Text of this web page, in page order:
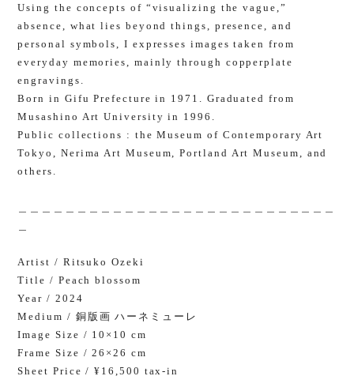
Using the concepts of “visualizing the vague,”
absence, what lies beyond things, presence, and
personal symbols, I expresses images taken from
everyday memories, mainly through copperplate
engravings.
Born in Gifu Prefecture in 1971. Graduated from
Musashino Art University in 1996.
Public collections : the Museum of Contemporary Art
Tokyo, Nerima Art Museum, Portland Art Museum, and
others.
Artist / Ritsuko Ozeki
Title / Peach blossom
Year / 2024
Medium / 銅版画 ハーネミューレ
Image Size / 10×10 cm
Frame Size / 26×26 cm
Sheet Price / ¥16,500 tax-in